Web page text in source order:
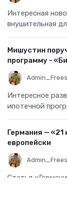
Интересная
внушительная
Мишустин
программу -
Admin_Frees
Интересное
ипотечной
Германия —
европейски
Admin_Frees
Статья